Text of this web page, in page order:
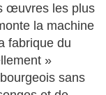
œuvres les plus
la machine
fabrique du
»
sans